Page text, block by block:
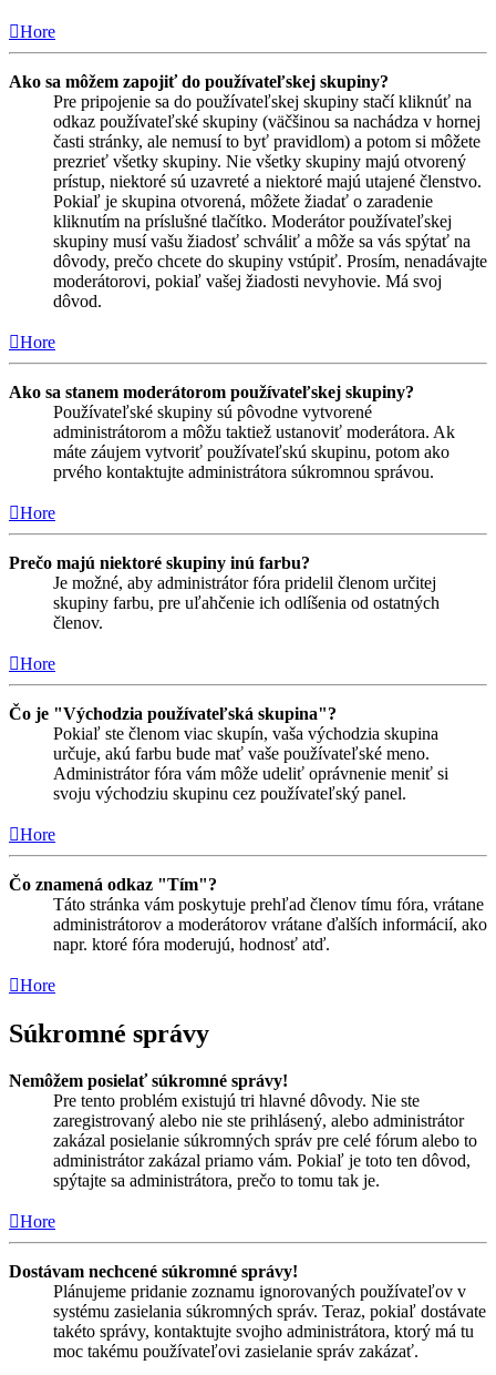
Hore
Ako sa môžem zapojiť do používateľskej skupiny?
Pre pripojenie sa do používateľskej skupiny stačí kliknúť na
odkaz používateľské skupiny (väčšinou sa nachádza v hornej
časti stránky, ale nemusí to byť pravidlom) a potom si môžete
prezrieť všetky skupiny. Nie všetky skupiny majú otvorený
prístup, niektoré sú uzavreté a niektoré majú utajené členstvo.
Pokiaľ je skupina otvorená, môžete žiadať o zaradenie
kliknutím na príslušné tlačítko. Moderátor používateľskej
skupiny musí vašu žiadosť schváliť a môže sa vás spýtať na
dôvody, prečo chcete do skupiny vstúpiť. Prosím, nenadávajte
moderátorovi, pokiaľ vašej žiadosti nevyhovie. Má svoj
dôvod.
Hore
Ako sa stanem moderátorom používateľskej skupiny?
Používateľské skupiny sú pôvodne vytvorené
administrátorom a môžu taktiež ustanoviť moderátora. Ak
máte záujem vytvoriť používateľskú skupinu, potom ako
prvého kontaktujte administrátora súkromnou správou.
Hore
Prečo majú niektoré skupiny inú farbu?
Je možné, aby administrátor fóra pridelil členom určitej
skupiny farbu, pre uľahčenie ich odlíšenia od ostatných
členov.
Hore
Čo je "Východzia používateľská skupina"?
Pokiaľ ste členom viac skupín, vaša východzia skupina
určuje, akú farbu bude mať vaše používateľské meno.
Administrátor fóra vám môže udeliť oprávnenie meniť si
svoju východziu skupinu cez používateľský panel.
Hore
Čo znamená odkaz "Tím"?
Táto stránka vám poskytuje prehľad členov tímu fóra, vrátane
administrátorov a moderátorov vrátane ďalších informácií, ako
napr. ktoré fóra moderujú, hodnosť atď.
Hore
Súkromné správy
Nemôžem posielať súkromné správy!
Pre tento problém existujú tri hlavné dôvody. Nie ste
zaregistrovaný alebo nie ste prihlásený, alebo administrátor
zakázal posielanie súkromných správ pre celé fórum alebo to
administrátor zakázal priamo vám. Pokiaľ je toto ten dôvod,
spýtajte sa administrátora, prečo to tomu tak je.
Hore
Dostávam nechcené súkromné správy!
Plánujeme pridanie zoznamu ignorovaných používateľov v
systému zasielania súkromných správ. Teraz, pokiaľ dostávate
takéto správy, kontaktujte svojho administrátora, ktorý má tu
moc takému používateľovi zasielanie správ zakázať.